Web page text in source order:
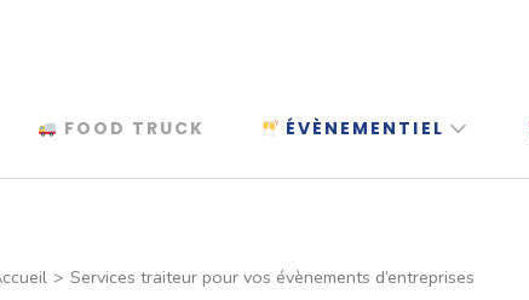
FOOD TRUCK ÉVÈNEMENTIEL
> Services traiteur pour vos évènements d’entreprises